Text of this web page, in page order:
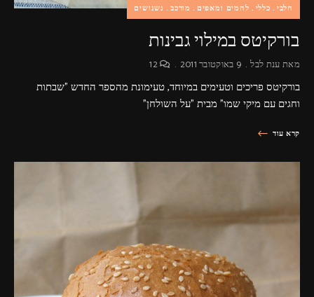
חלבי כללי לחמים ומאפים מורכב נשנושים
בורקיטס במילוי גבינות
מאתענת לבל 9 באוקטובר 2011 12
בורקיטס פריכים וטעימים במיוחד, טעימונת מהספר החדש "שבתות
וחגים עם מיקי שמו" מבית "על השולחן"
קרא עוד